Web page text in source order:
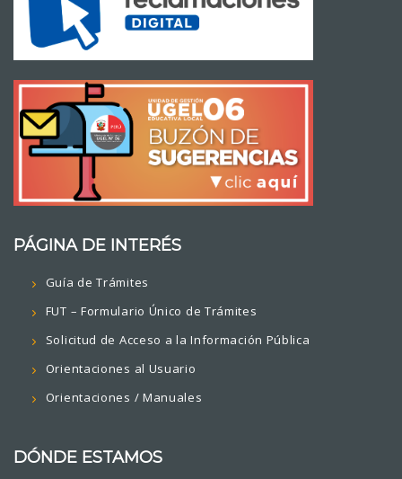
PÁGINA DE INTERÉS
Guía de Trámites
FUT – Formulario Único de Trámites
Solicitud de Acceso a la Información Pública
Orientaciones al Usuario
Orientaciones / Manuales
DÓNDE ESTAMOS